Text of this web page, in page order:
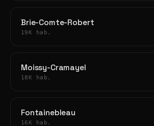
Brie-Comte-Robert
19K hab.
Moissy-Cramayel
18K hab.
Fontainebleau
16K hab.